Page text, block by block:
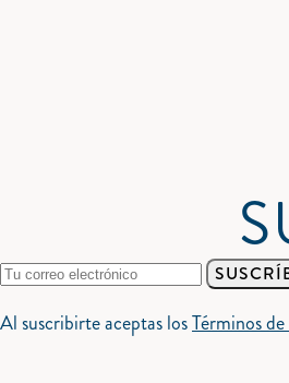
Al suscribirte aceptas losTérminos